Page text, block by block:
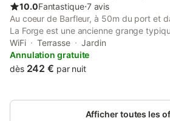
10.0Fantastique⋅7 avis
Au coeur de Barfleur, à 50m du port et
La Forge est une ancienne grange
transformée en une habitation
maison, peut accueillir 6 personnes et se
une pièce de vie avec cuisine aménagée
chambre (lit double 160x200) avec sa
(80x100) avec lavabo, ainsi qu'WC
WiFi Terrasse
Jardin
Annulation gratuite
dès 242 € par nuit
Afficher toutes les